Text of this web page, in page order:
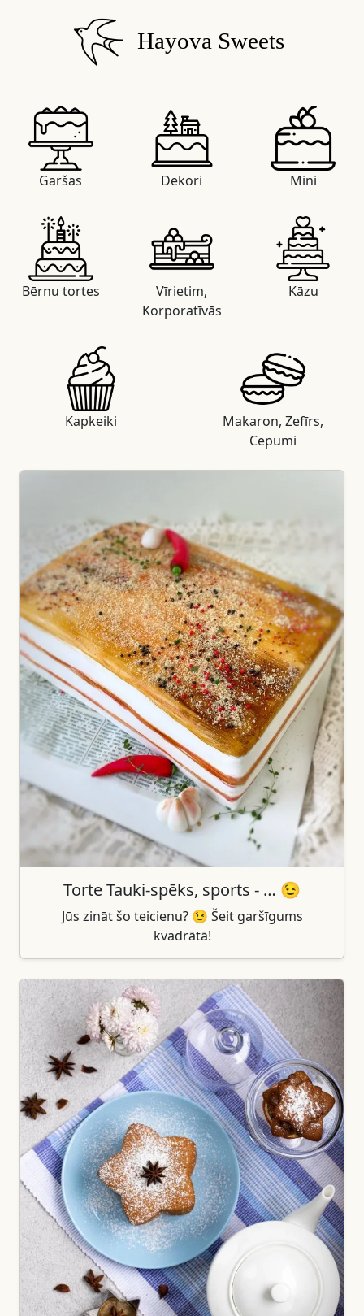
Hayova Sweets
Garšas Dekori Mini
Bērnu tortes
Vīrietim,
Korporatīvās
Kāzu
Kapkeiki
Makaron, Zefīrs,
Cepumi
Torte Tauki-spēks, sports - … 😉
Jūs zināt šo teicienu? 😉 Šeit garšīgums
kvadrātā!